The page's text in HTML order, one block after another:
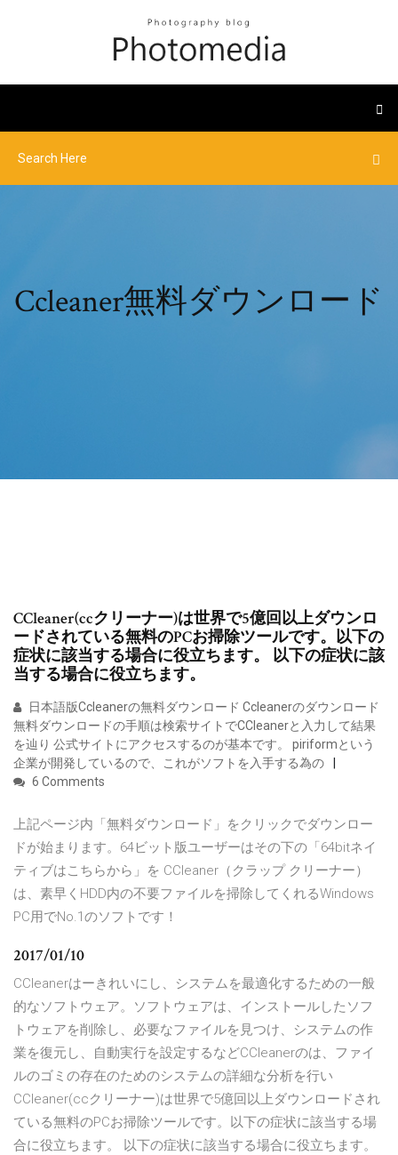
Ccleaner無料ダウンロード
CCleaner(ccクリーナー)は世界で5億回以上ダウンロ
ードされている無料のPCお掃除ツールです。以下の
症状に該当する場合に役立ちます。 以下の症状に該
当する場合に役立ちます。
日本語版Ccleanerの無料ダウンロード Ccleanerのダウンロード
無料ダウンロードの手順は検索サイトでCCleanerと入力して結果
を辿り 公式サイトにアクセスするのが基本です。 piriformという
企業が開発しているので、これがソフトを入手する為の
6 Comments
上記ページ内「無料ダウンロード」をクリックでダウンロー
ドが始まります。64ビット版ユーザーはその下の「64bitネイ
ティブはこちらから」を CCleaner（クラップ クリーナー）
は、素早くHDD内の不要ファイルを掃除してくれるWindows
PC用でNo.1のソフトです！
2017/01/10
CCleanerはーきれいにし、システムを最適化するための一般
的なソフトウェア。ソフトウェアは、インストールしたソフ
トウェアを削除し、必要なファイルを見つけ、システムの作
業を復元し、自動実行を設定するなどCCleanerのは、ファイ
ルのゴミの存在のためのシステムの詳細な分析を行い
CCleaner(ccクリーナー)は世界で5億回以上ダウンロードされ
ている無料のPCお掃除ツールです。以下の症状に該当する場
合に役立ちます。 以下の症状に該当する場合に役立ちます。